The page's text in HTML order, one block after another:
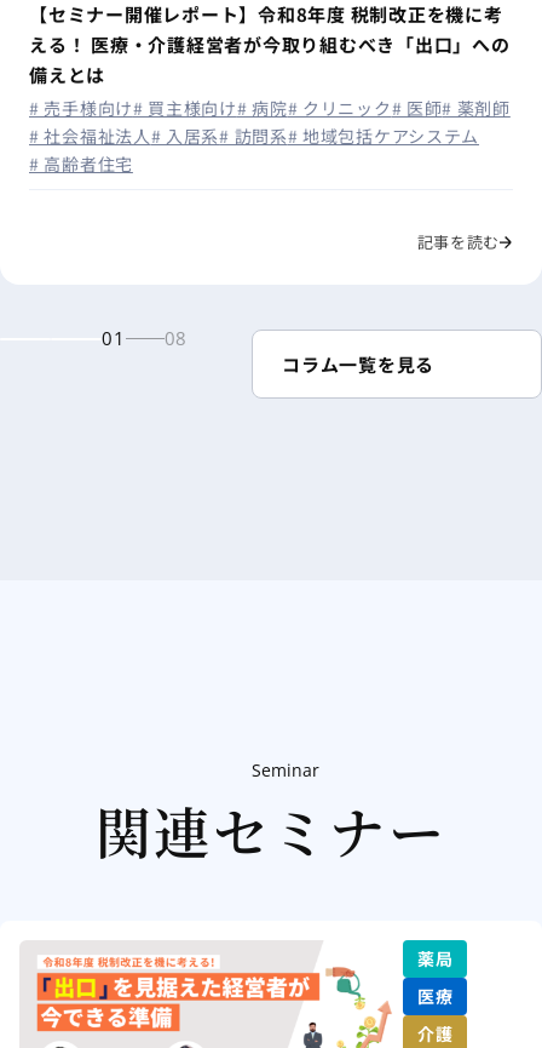
【セミナー開催レポート】令和8年度 税制改正を機に考
える！ 医療・介護経営者が今取り組むべき「出口」への
備えとは
# 売手様向け# 買主様向け# 病院# クリニック# 医師# 薬剤師
# 社会福祉法人# 入居系# 訪問系# 地域包括ケアシステム
# 高齢者住宅
記事を読む
01 08
コラム一覧を見る
Seminar
関連セミナー
薬局
医療
介護